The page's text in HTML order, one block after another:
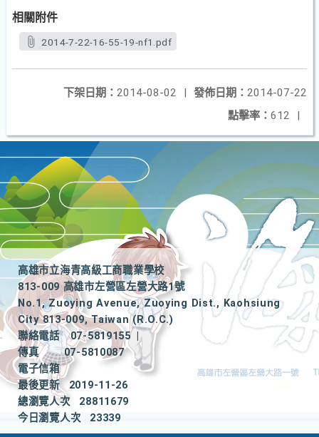
相關附件
2014-7-22-16-55-19-nf1.pdf
發佈日期： 2014-07-22
下架日期： 2014-08-02
|
點擊率： 612 |
高雄市立海青高級工商職業學校
813-009 高雄市左營區左營大路1號
No.1, Zuoying Avenue, Zuoying Dist., Kaohsiung
City 813-009, Taiwan (R.O.C.)
聯絡電話
07-5819155
|
傳真
07-5810087
電子信箱
最後更新
2019-11-26
總瀏覽人次
28811679
今日瀏覽人次
23339